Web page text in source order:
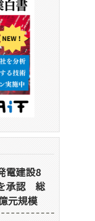
電建設8
承認 総
元規模